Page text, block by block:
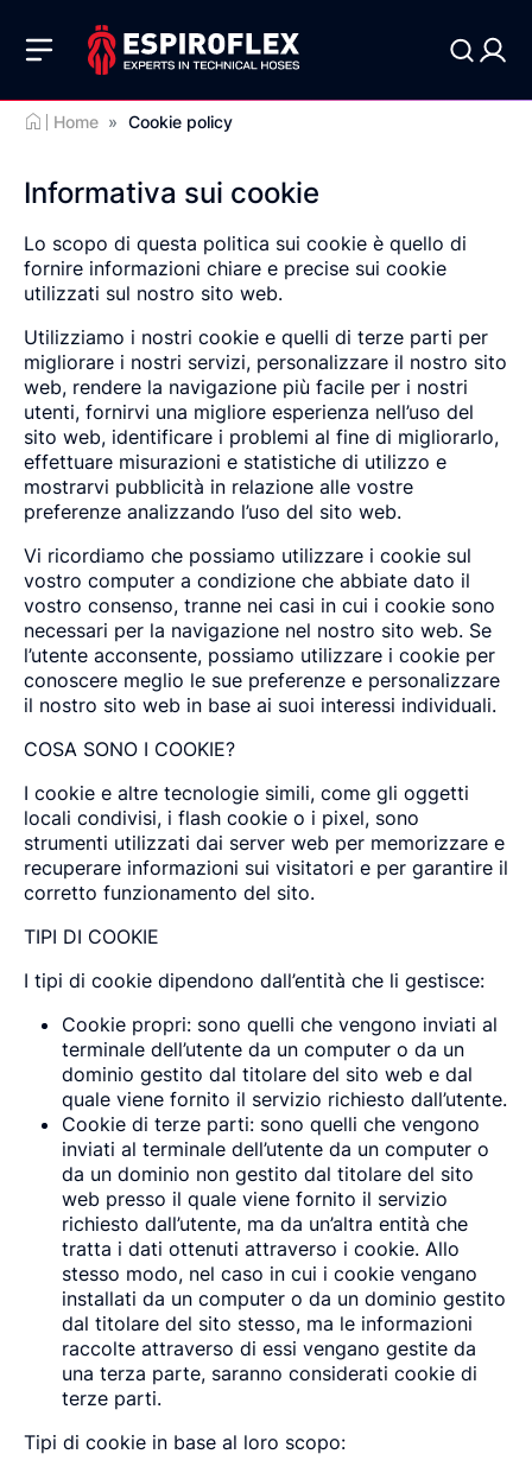
Home » Cookie policy
Informativa sui cookie
Lo scopo di questa politica sui cookie è quello di
fornire informazioni chiare e precise sui cookie
utilizzati sul nostro sito web.
Utilizziamo i nostri cookie e quelli di terze parti per
migliorare i nostri servizi, personalizzare il nostro sito
web, rendere la navigazione più facile per i nostri
utenti, fornirvi una migliore esperienza nell’uso del
sito web, identificare i problemi al fine di migliorarlo,
effettuare misurazioni e statistiche di utilizzo e
mostrarvi pubblicità in relazione alle vostre
preferenze analizzando l’uso del sito web.
Vi ricordiamo che possiamo utilizzare i cookie sul
vostro computer a condizione che abbiate dato il
vostro consenso, tranne nei casi in cui i cookie sono
necessari per la navigazione nel nostro sito web. Se
l’utente acconsente, possiamo utilizzare i cookie per
conoscere meglio le sue preferenze e personalizzare
il nostro sito web in base ai suoi interessi individuali.
COSA SONO I COOKIE?
I cookie e altre tecnologie simili, come gli oggetti
locali condivisi, i flash cookie o i pixel, sono
strumenti utilizzati dai server web per memorizzare e
recuperare informazioni sui visitatori e per garantire il
corretto funzionamento del sito.
TIPI DI COOKIE
I tipi di cookie dipendono dall’entità che li gestisce:
Cookie propri: sono quelli che vengono inviati al
terminale dell’utente da un computer o da un
dominio gestito dal titolare del sito web e dal
quale viene fornito il servizio richiesto dall’utente.
Cookie di terze parti: sono quelli che vengono
inviati al terminale dell’utente da un computer o
da un dominio non gestito dal titolare del sito
web presso il quale viene fornito il servizio
richiesto dall’utente, ma da un’altra entità che
tratta i dati ottenuti attraverso i cookie. Allo
stesso modo, nel caso in cui i cookie vengano
installati da un computer o da un dominio gestito
dal titolare del sito stesso, ma le informazioni
raccolte attraverso di essi vengano gestite da
una terza parte, saranno considerati cookie di
terze parti.
Tipi di cookie in base al loro scopo: